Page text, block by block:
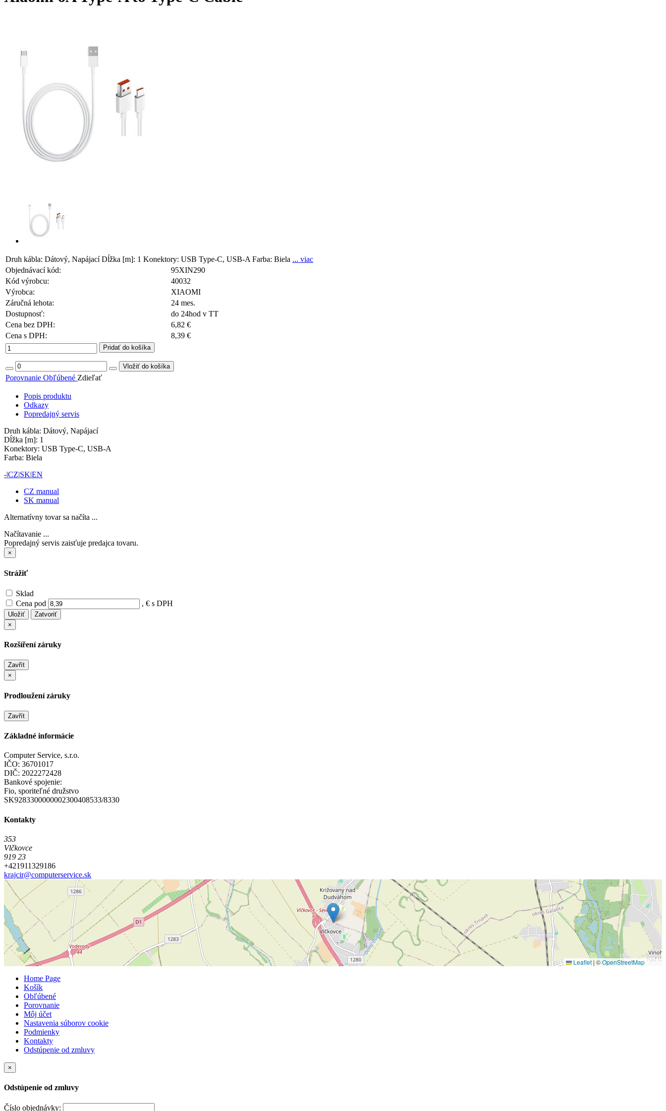
Druh kábla: Dátový, Napájací Dĺžka [m]: 1 Konektory: USB Type-C, USB-A Farba: Biela ... viac
Objednávací kód:
95XIN290
Kód výrobcu:
40032
Výrobca:
XIAOMI
Záručná lehota:
24 mes.
Dostupnosť:
do 24hod v TT
Cena bez DPH:
6,82 €
Cena s DPH:
8,39 €
Pridať do košíka
Vložiť do košíka
Porovnanie Obľúbené Zdieľať
Popis produktu
Odkazy
Popredajný servis
Druh kábla: Dátový, Napájací
Dĺžka [m]: 1
Konektory: USB Type-C, USB-A
Farba: Biela
-|CZ|SK|EN
CZ manual
SK manual
Alternatívny tovar sa načíta ...
Načítavanie ...
Popredajný servis zaisťuje predajca tovaru.
×
Strážiť
Sklad
Cena pod
, € s DPH
Uložiť
Zatvoriť
×
Rozšíření záruky
Zavřít
×
Prodloužení záruky
Zavřít
Základné informácie
Computer Service, s.r.o.
IČO: 36701017
DIČ: 2022272428
Bankové spojenie:
Fio, sporiteľné družstvo
SK9283300000002300408533/8330
Kontakty
353
Vlčkovce
919 23
+421911329186
krajcir@computerservice.sk
Leaflet | ©OpenStreetMap
Home Page
Košík
Obľúbené
Porovnanie
Môj účet
Nastavenia súborov cookie
Podmienky
Kontakty
Odstúpenie od zmluvy
×
Odstúpenie od zmluvy
Číslo objednávky: